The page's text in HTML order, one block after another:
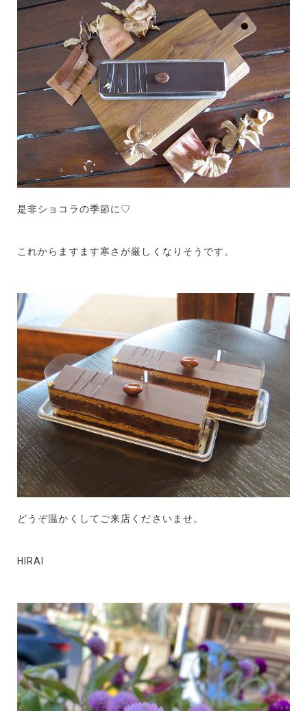
是非ショコラの季節に♡
これからますます寒さが厳しくなりそうです。
どうぞ温かくしてご来店くださいませ。
HIRAI